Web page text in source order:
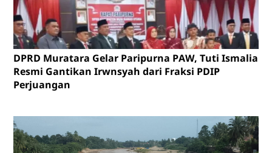
DPRD Muratara Gelar Paripurna PAW, Tuti Ismalia
Resmi Gantikan Irwnsyah dari Fraksi PDIP
Perjuangan